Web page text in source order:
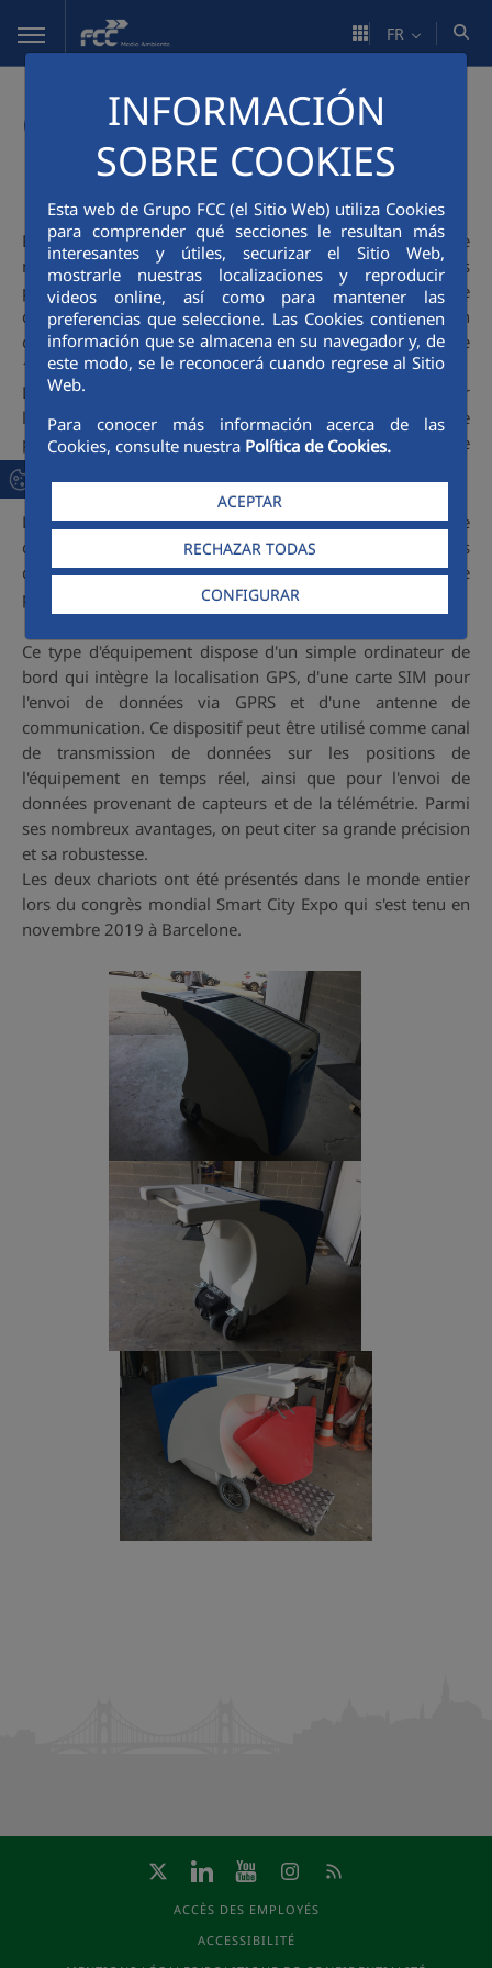
Saut au contenu principal
INFORMACIÓN
SOBRE COOKIES
Esta web de Grupo FCC (el Sitio Web) utiliza Cookies
para comprender qué secciones le resultan más
interesantes y útiles, securizar el Sitio Web,
mostrarle nuestras localizaciones y reproducir
videos online, así como para mantener las
preferencias que seleccione. Las Cookies contienen
información que se almacena en su navegador y, de
este modo, se le reconocerá cuando regrese al Sitio
Web.
Para conocer más información acerca de las
Cookies, consulte nuestra Política de Cookies.
ACEPTAR
RECHAZAR TODAS
CONFIGURAR
FR
CHARIOTS
ÉLECTRIQUES
En 2019, deux nouveaux équipements auxiliaires de
nettoyage ont été développés. Il s'agit de deux chariots
pour le service de nettoyage des rues, fabriqués en résine
de polyester renforcée de fibre de verre, composés d'un
corps principal avec une base qui contient deux seaux de
120 litres.
Les chariots motorisés à assistance électrique pour faciliter
les déplacements en ville intègrent un moteur électrique
pour accompagner le mouvement, alimenté par une
batterie électrique.
La mobilité se fait au moyen d'une poignée qui règle le
déplacement (vitesse de transfert). La différence entre les
deux chariots est que l'un d'entre eux est équipé d'une
plate-forme pour le transfert du personnel.
Ce type d'équipement dispose d'un simple ordinateur de
bord qui intègre la localisation GPS, d'une carte SIM pour
l'envoi de données via GPRS et d'une antenne de
communication. Ce dispositif peut être utilisé comme canal
de transmission de données sur les positions de
l'équipement en temps réel, ainsi que pour l'envoi de
données provenant de capteurs et de la télémétrie. Parmi
ses nombreux avantages, on peut citer sa grande précision
et sa robustesse.
Les deux chariots ont été présentés dans le monde entier
lors du congrès mondial Smart City Expo qui s'est tenu en
novembre 2019 à Barcelone.
ACCÈS DES EMPLOYÉS
ACCESSIBILITÉ